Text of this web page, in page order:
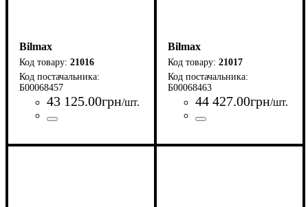
Bilmax
21016
Б00068457
43 125.00грн/шт.
Bilmax
21017
Б00068463
44 427.00грн/шт.